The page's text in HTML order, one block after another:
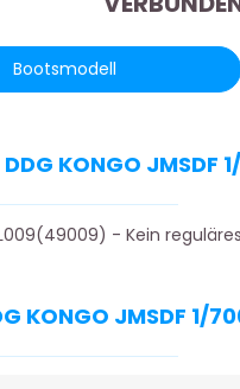
Bootsmodell
KONGO JMSDF
- Kein
JMSDF 1/